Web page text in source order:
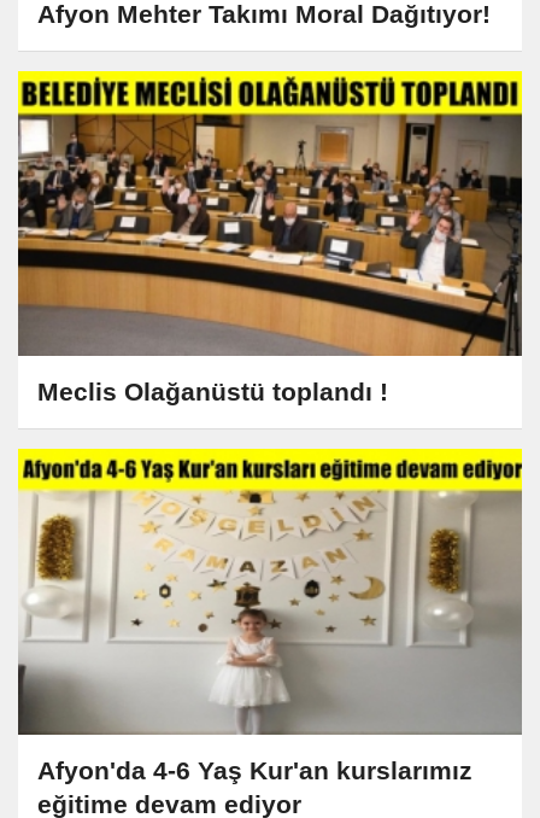
Afyon Mehter Takımı Moral Dağıtıyor!
Meclis Olağanüstü toplandı !
Afyon'da 4-6 Yaş Kur'an kurslarımız
eğitime devam ediyor